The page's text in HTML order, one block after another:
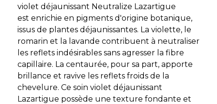
violet déjaunissant Neutralize Lazartigue
est enrichie en pigments d'origine botanique,
issus de plantes déjaunissantes. La violette, le
romarin et la lavande contribuent à neutraliser
les reflets indésirables sans agresser la fibre
capillaire. La centaurée, pour sa part, apporte
brillance et ravive les reflets froids de la
chevelure. Ce soin violet déjaunissant
Lazartigue possède une texture fondante et